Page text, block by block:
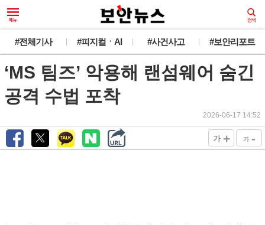
#전체기사 #피지컬ㆍAI #사건사고 #보안리포트
‘MS 팀즈’ 악용해 랜섬웨어 숨긴
공격 수법 포착
2026-06-17 14:52
가 + 가 -